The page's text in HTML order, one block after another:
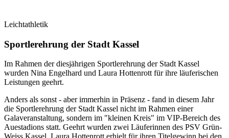
Leichtathletik
Sportlerehrung der Stadt Kassel
Im Rahmen der diesjährigen Sportlerehrung der Stadt Kassel
wurden Nina Engelhard und Laura Hottenrott für ihre läuferischen
Leistungen geehrt.
Anders als sonst - aber immerhin in Präsenz - fand in diesem Jahr
die Sportlerehrung der Stadt Kassel nicht im Rahmen einer
Galaveranstaltung, sondern im "kleinen Kreis" im VIP-Bereich des
Auestadions statt. Geehrt wurden zwei Läuferinnen des PSV Grün-